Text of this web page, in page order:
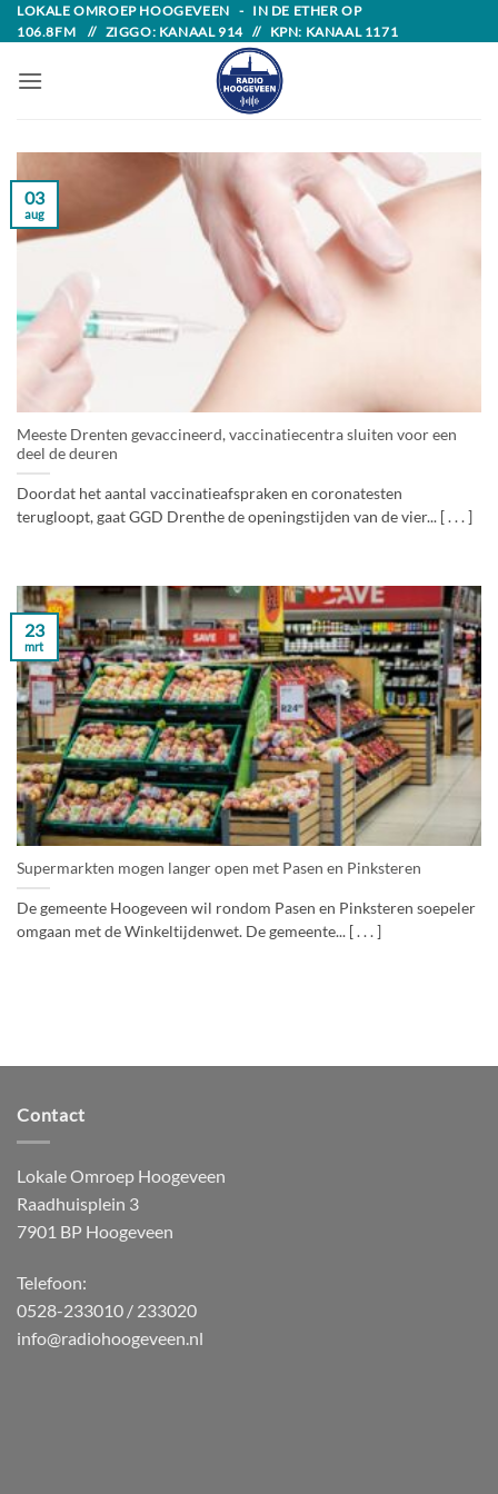
Skip
to
content
LOKALE OMROEP HOOGEVEEN - IN DE ETHER OP
106.8FM // ZIGGO: KANAAL 914 // KPN: KANAAL 1171
Meeste Drenten gevaccineerd, vaccinatiecentra sluiten voor een
deel de deuren
Doordat het aantal vaccinatieafspraken en coronatesten
terugloopt, gaat GGD Drenthe de openingstijden van de vier... [ . . . ]
03
aug
Supermarkten mogen langer open met Pasen en Pinksteren
De gemeente Hoogeveen wil rondom Pasen en Pinksteren soepeler
omgaan met de Winkeltijdenwet. De gemeente... [ . . . ]
23
mrt
Contact
Lokale Omroep Hoogeveen
Raadhuisplein 3
7901 BP Hoogeveen
Telefoon:
0528-233010 / 233020
info@radiohoogeveen.nl